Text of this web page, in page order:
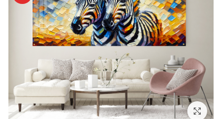
לחץ להגדלה